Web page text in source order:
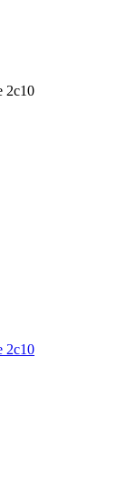
2с10
2с10